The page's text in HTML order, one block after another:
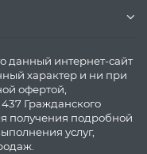
данный интернет-сайт
характер и ни при
офертой,
Гражданского
получения подробной
услуг,